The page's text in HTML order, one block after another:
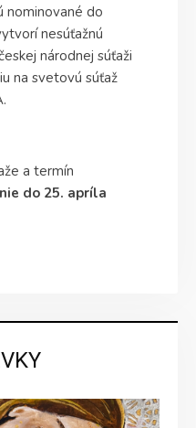
nominované do
nesúťažnú
národnej súťaži
na svetovú súťaž
a termín
do 25. apríla